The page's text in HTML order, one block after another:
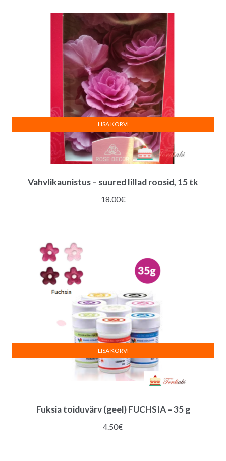
Vahvlikaunistus – suured lillad roosid, 15 tk
18.00€
LISA KORVI
Fuksia toiduvärv (geel) FUCHSIA – 35 g
4.50€
LISA KORVI